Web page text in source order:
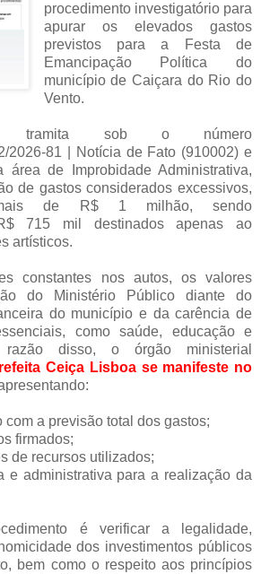
procedimento investigatório para
apurar os elevados gastos
previstos para a Festa de
Emancipação Política do
município de Caiçara do Rio do
Vento.
tramita sob o número
2026-81 | Notícia de Fato (910002) e
área de Improbidade Administrativa,
de gastos considerados excessivos,
de R$ 1 milhão, sendo
R$ 715 mil destinados apenas ao
artísticos.
constantes nos autos, os valores
do Ministério Público diante do
do município e da carência de
como saúde, educação e
razão disso, o órgão ministerial
Ceiça Lisboa se manifeste no
a previsão total dos gastos;
firmados;
de recursos utilizados;
e administrativa para a realização da
é verificar a legalidade,
dos investimentos públicos
bem como o respeito aos princípios